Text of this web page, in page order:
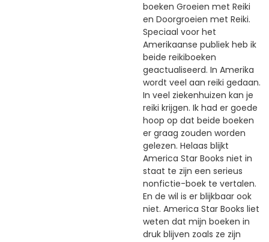
boeken Groeien met Reiki
en Doorgroeien met Reiki.
Speciaal voor het
Amerikaanse publiek heb ik
beide reikiboeken
geactualiseerd. In Amerika
wordt veel aan reiki gedaan.
In veel ziekenhuizen kan je
reiki krijgen. Ik had er goede
hoop op dat beide boeken
er graag zouden worden
gelezen. Helaas blijkt
America Star Books niet in
staat te zijn een serieus
nonfictie-boek te vertalen.
En de wil is er blijkbaar ook
niet. America Star Books liet
weten dat mijn boeken in
druk blijven zoals ze zijn